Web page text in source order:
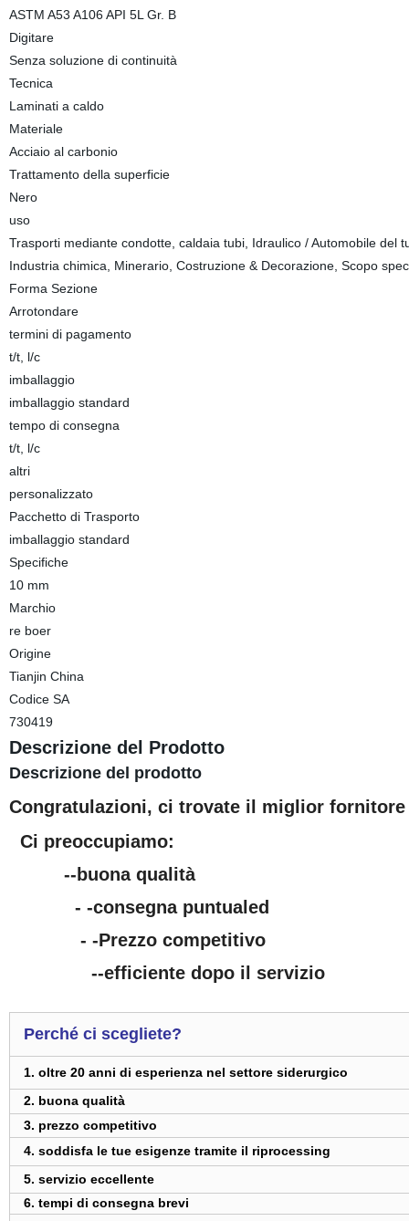
ASTM A53 A106 API 5L Gr. B
Digitare
Senza soluzione di continuità
Tecnica
Laminati a caldo
Materiale
Acciaio al carbonio
Trattamento della superficie
Nero
uso
Trasporti mediante condotte, caldaia tubi, Idraulico / Automobile del
Industria chimica, Minerario, Costruzione & Decorazione, Scopo
Forma Sezione
Arrotondare
termini di pagamento
t/t, l/c
imballaggio
imballaggio standard
tempo di consegna
t/t, l/c
altri
personalizzato
Pacchetto di Trasporto
imballaggio standard
Specifiche
10 mm
Marchio
re boer
Origine
Tianjin China
Codice SA
730419
Descrizione del Prodotto
Descrizione del prodotto
Congratulazioni, ci trovate il miglior fornitore
Ci preoccupiamo:
--buona qualità
- -consegna puntualed
- -Prezzo competitivo
--efficiente dopo il servizio
Perché ci scegliete?
1. oltre 20 anni di esperienza nel settore siderurgico
2. buona qualità
3. prezzo competitivo
4. soddisfa le tue esigenze tramite il riprocessing
5. servizio eccellente
6. tempi di consegna brevi